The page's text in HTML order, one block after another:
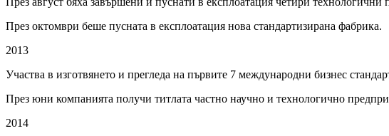
През октомври беше пусната в експлоатация нова стандартизирана фабрика.
2013
Участва в изготвянето и прегледа на първите 7 международни бизнес
През юни компанията получи титлата частно научно и технологично
2014